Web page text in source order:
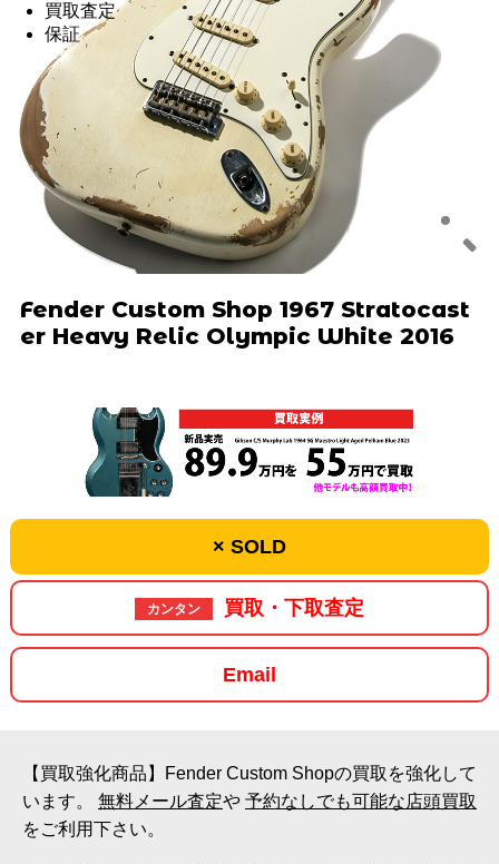
買取査定
保証
Fender Custom Shop 1967 Stratocast
er Heavy Relic Olympic White 2016
× SOLD
カンタン 買取・下取査定
Email
【買取強化商品】Fender Custom Shopの買取を強化して
います。 無料メール査定や 予約なしでも可能な店頭買取
をご利用下さい。